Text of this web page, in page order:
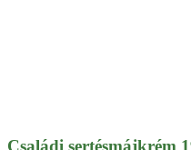
Családi sertésmájkrém